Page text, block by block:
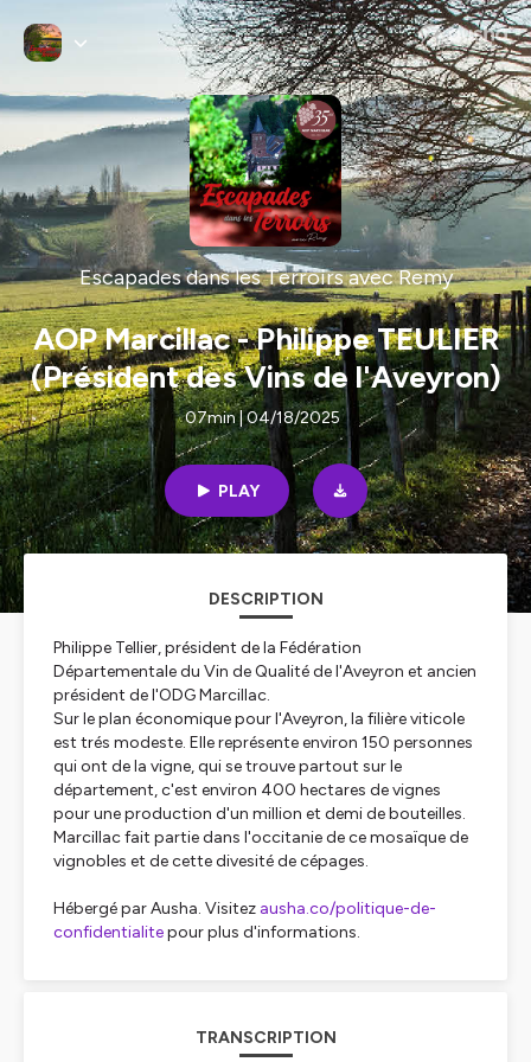
Escapades dans les Terroirs avec Remy
AOP Marcillac - Philippe TEULIER
(Président des Vins de l'Aveyron)
07min | 04/18/2025
PLAY
DESCRIPTION
Philippe Tellier, président de la Fédération
Départementale du Vin de Qualité de l'Aveyron et ancien
président de l'ODG Marcillac.
Sur le plan économique pour l'Aveyron, la filière viticole
est trés modeste. Elle représente environ 150 personnes
qui ont de la vigne, qui se trouve partout sur le
département, c'est environ 400 hectares de vignes
pour une production d'un million et demi de bouteilles.
Marcillac fait partie dans l'occitanie de ce mosaïque de
vignobles et de cette divesité de cépages.
Hébergé par Ausha. Visitez ausha.co/politique-de-
confidentialitepour plus d'informations.
TRANSCRIPTION